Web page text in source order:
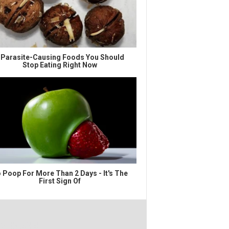
Causing Foods You Should
Stop Eating Right Now
Poop For More Than 2 Days - It's The
First Sign Of